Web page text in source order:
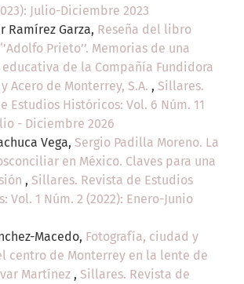
Julio-Diciembre 2023
Ramírez Garza, Reseña del libro
Prieto’’. Memorias de una
educativa de la Compañía Fundidora
Acero de Monterrey, S.A. , Sillares.
Estudios Históricos: Vol. 6 Núm. 11
- Diciembre 2026
Vega, Sergio Padilla Moreno. La
en México. Claves para una
, Sillares. Revista de Estudios
Vol. 1 Núm. 2 (2022): Enero-Junio
Macedo, Fotografía, ciudad y
centro de Monterrey en la lente de
Martínez , Sillares. Revista de